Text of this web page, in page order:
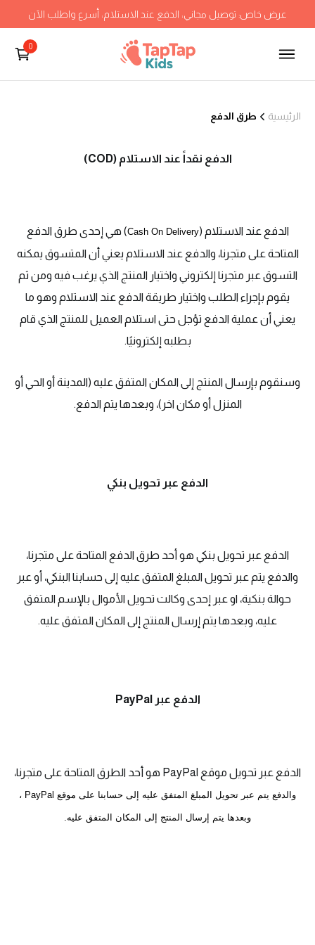
عرض خاص: توصيل مجاني، الدفع عند الاستلام، أسرع واطلب الآن
0
الرئيسية طرق الدفع
الدفع نقداً عند الاستلام (COD)
الدفع عند الاستلام (Cash On Delivery) هي إحدى طرق الدفع
المتاحة على متجرنا، والدفع عند الاستلام يعني أن المتسوق يمكنه
التسوق عبر متجرنا إلكتروني واختيار المنتج الذي يرغب فيه ومن ثم
يقوم بإجراء الطلب واختيار طريقة الدفع عند الاستلام وهو ما
يعني أن عملية الدفع تؤجل حتى استلام العميل للمنتج الذي قام
بطلبه إلكترونيًا.
وسنقوم بإرسال المنتج إلى المكان المتفق عليه (المدينة أو الحي أو
المنزل أو مكان اخر)، وبعدها يتم الدفع.
الدفع عبر تحويل بنكي
الدفع عبر تحويل بنكي هو أحد طرق الدفع المتاحة على متجرنا،
والدفع يتم عبر تحويل المبلغ المتفق عليه إلى حسابنا البنكي، أو عبر
حوالة بنكية، او عبر إحدى وكالت تحويل الأموال بالإسم المتفق
عليه، وبعدها يتم إرسال المنتج إلى المكان المتفق عليه.
الدفع عبر PayPal
الدفع عبر تحويل موقع PayPal هو أحد الطرق المتاحة على متجرنا،
والدفع يتم عبر تحويل المبلغ المتفق عليه إلى حسابنا على موقع PayPal ،
وبعدها يتم إرسال المنتج إلى المكان المتفق عليه.